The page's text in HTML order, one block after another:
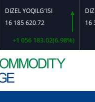
YOQILG‘ISI
620.72
056 183.02(6.98%)
16 384